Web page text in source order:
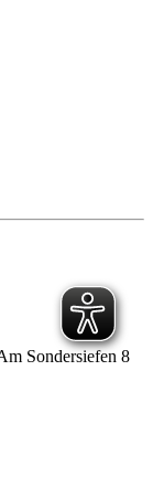
Sondersiefen 8